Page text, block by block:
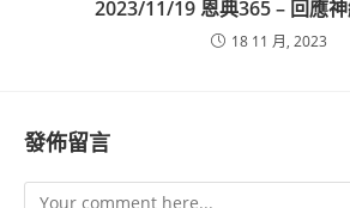
2023/11/19 恩典365 – 回應
18 11 月, 2023
發佈留言